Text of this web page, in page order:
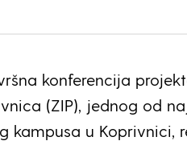
konferencija
(ZIP), jednog od
kampusa u Koprivnici,